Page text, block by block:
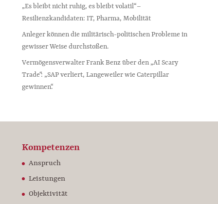
„Es bleibt nicht ruhig, es bleibt volatil“ –
Resilienzkandidaten: IT, Pharma, Mobilität
Anleger können die militärisch-politischen Probleme in
gewisser Weise durchstoßen.
Vermögensverwalter Frank Benz über den „AI Scary
Trade“: „SAP verliert, Langeweiler wie Caterpillar
gewinnen“.
Kompetenzen
Anspruch
Leistungen
Objektivität